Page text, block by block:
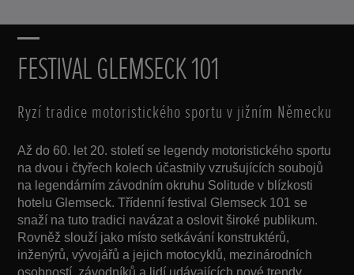
FESTIVAL GLEMSECK 101
Ryzí tradice motoristického sportu v jižním Německu
Až do 60. let 20. století se legendy motoristického sportu
na dvou i čtyřech kolech účastnily vzrušujících soubojů
na legendárním závodním okruhu Solitude v blízkosti
hotelu Glemseck. Třídenní festival Glemseck 101 se
snaží na tuto tradici navázat a oslovit široké publikum.
Rovněž slouží jako místo setkávání konstruktérů,
inženýrů, vývojářů a jejich motocyklů, mezinárodních
osobností, závodníků a lidí udávajících nové trendy.